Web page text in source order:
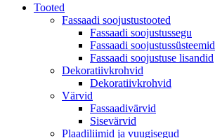
Tooted
Fassaadi soojustustooted
Fassaadi soojustussegu
Fassaadi soojustussüsteemid
Fassaadi soojustuse lisandid
Dekoratiivkrohvid
Dekoratiivkrohvid
Värvid
Fassaadivärvid
Sisevärvid
Plaadiliimid ja vuugisegud